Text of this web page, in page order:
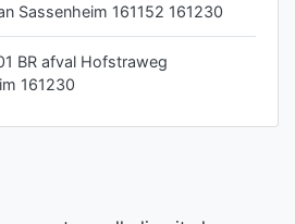
Sassenheim 161152 161230
BR afval Hofstraweg
161230